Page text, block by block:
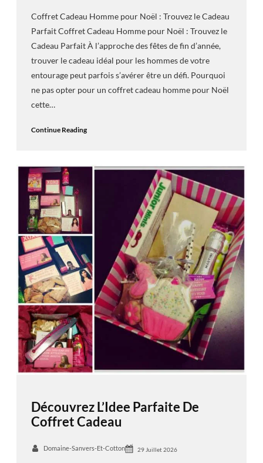
Coffret Cadeau Homme pour Noël : Trouvez le Cadeau
Parfait Coffret Cadeau Homme pour Noël : Trouvez le
Cadeau Parfait À l’approche des fêtes de fin d’année,
trouver le cadeau idéal pour les hommes de votre
entourage peut parfois s’avérer être un défi. Pourquoi
ne pas opter pour un coffret cadeau homme pour Noël
cette…
Continue Reading
Découvrez L’Idee Parfaite De
Coffret Cadeau
Domaine-Sanvers-Et-Cotton 29 Juillet 2026